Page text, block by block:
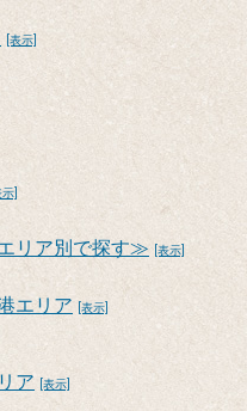
[表示]
示]
リア別で探す≫ [表示]
エリア [表示]
ア [表示]